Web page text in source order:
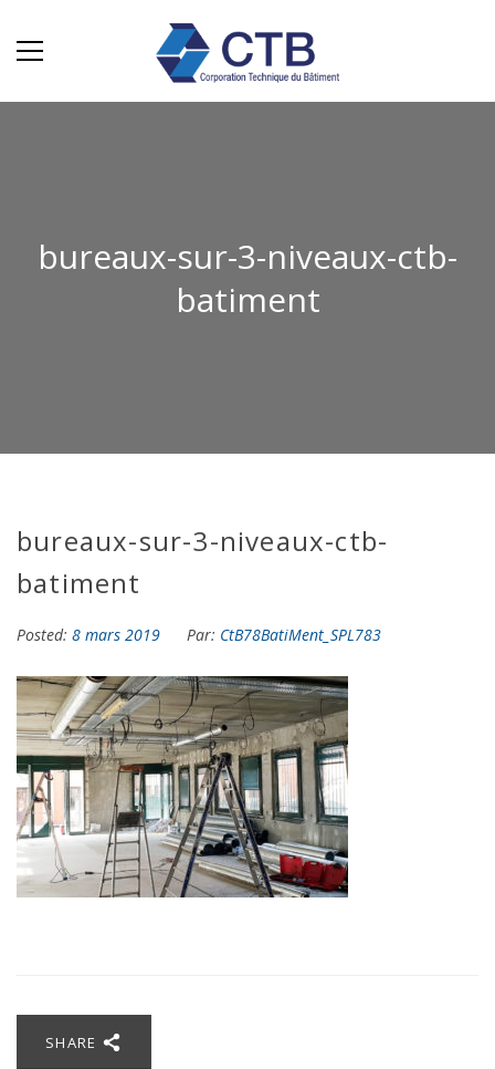
bureaux-sur-3-niveaux-ctb-
batiment
bureaux-sur-3-niveaux-ctb-
batiment
Posted: 8 mars 2019 Par: CtB78BatiMent_SPL783
SHARE